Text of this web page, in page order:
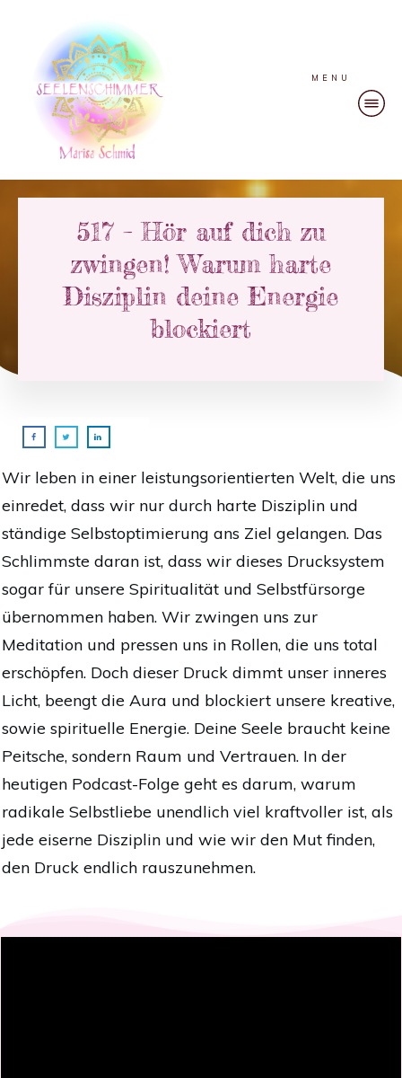
MENU
517 – Hör auf dich zu
zwingen! Warum harte
Disziplin deine Energie
blockiert
Wir leben in einer leistungsorientierten Welt, die uns
einredet, dass wir nur durch harte Disziplin und
ständige Selbstoptimierung ans Ziel gelangen. Das
Schlimmste daran ist, dass wir dieses Drucksystem
sogar für unsere Spiritualität und Selbstfürsorge
übernommen haben. Wir zwingen uns zur
Meditation und pressen uns in Rollen, die uns total
erschöpfen. Doch dieser Druck dimmt unser inneres
Licht, beengt die Aura und blockiert unsere kreative,
sowie spirituelle Energie. Deine Seele braucht keine
Peitsche, sondern Raum und Vertrauen. In der
heutigen Podcast-Folge geht es darum, warum
radikale Selbstliebe unendlich viel kraftvoller ist, als
jede eiserne Disziplin und wie wir den Mut finden,
den Druck endlich rauszunehmen.